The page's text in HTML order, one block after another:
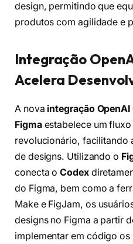
design, permitindo que
produtos com agilidade e
Integração
Acelera
A nova integração OpenAI
Figmaestabelece um
revolucionário, facilitando
de designs. Utilizando o
conecta oCodex
do Figma, bem como a
Make e FigJam, os
designs no Figma a partir
implementar em código